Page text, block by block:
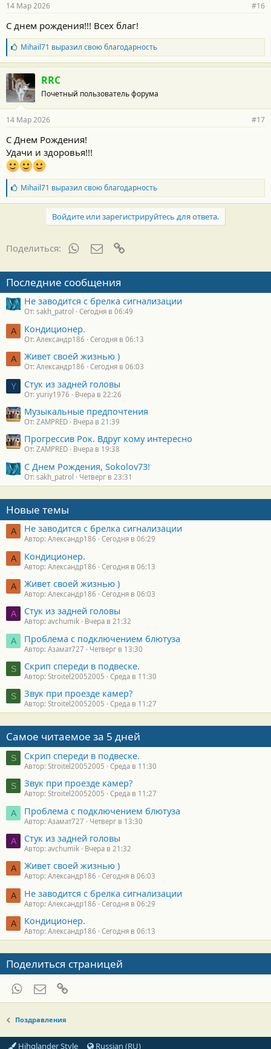
н
с
т
и
:
14 Мар 2026 #16
С днем рождения!!! Всех благ!
Б
л
а
г
о
д
а
н
с
т
и
:
Mihail71 выразил свою благодарность
RRC
Почетный пользователь форума
14 Мар 2026 #17
С Днем Рождения!
Удачи и здоровья!!!
Б
л
а
а
р
о
с
т
и
:
Mihail71 выразил свою благодарность
Войдите или зарегистрируйтесь для ответа.
Поделиться: WhatsAppЭлектронная почта
Последние сообщения
Не заводится с брелка сигнализации
От: sakh_patrol Сегодня в 06:49
А Кондиционер.
От: Александр186 Сегодня в 06:13
А Живет своей жизнью )
От: Александр186 Сегодня в 06:03
Y Стук из задней головы
От: yuriy1976 Вчера в 22:26
Музыкальные предпочтения
От: ZAMPRED Вчера в 21:39
Прогрессив Рок. Вдруг кому интересно
От: ZAMPRED Вчера в 19:38
С Днем Рождения, Sokolov73!
От: sakh_patrol Четверг в 23:31
Новые темы
А Не заводится с брелка сигнализации
Автор: Александр186 Сегодня в 06:29
А Кондиционер.
Автор: Александр186 Сегодня в 06:13
А Живет своей жизнью )
Автор: Александр186 Сегодня в 06:03
A Стук из задней головы
Автор: avchumik Вчера в 21:32
А Проблема с подключением блютуза
Автор: Азамат727 Четверг в 13:30
S Скрип спереди в подвеске.
Автор: Stroitel20052005 Среда в 11:30
S Звук при проезде камер?
Автор: Stroitel20052005 Среда в 11:27
Самое читаемое за 5 дней
S Скрип спереди в подвеске.
Автор: Stroitel20052005 Среда в 11:30
S Звук при проезде камер?
Автор: Stroitel20052005 Среда в 11:27
А Проблема с подключением блютуза
Автор: Азамат727 Четверг в 13:30
A Стук из задней головы
Автор: avchumik Вчера в 21:32
А Живет своей жизнью )
Автор: Александр186 Сегодня в 06:03
А Не заводится с брелка сигнализации
Автор: Александр186 Сегодня в 06:29
А Кондиционер.
Автор: Александр186 Сегодня в 06:13
Поделиться страницей
WhatsAppЭлектронная почта
Поздравления
Hihglander Style Russian (RU)